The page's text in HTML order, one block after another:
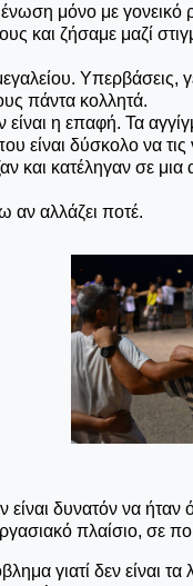
μόνο με γονεικό
και ζήσαμε μαζί
Υπερβάσεις,
πάντα κολλητά.
η επαφή. Τα
είναι δύσκολο να
και κατέληγαν σε
αν αλλάζει ποτέ.
δυνατόν να ήταν
πλαίσιο, σε
γιατί δεν είναι